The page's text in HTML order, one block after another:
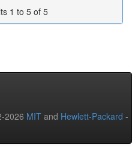
1 to 5 of 5
2026 MIT and Hewlett-Packard -